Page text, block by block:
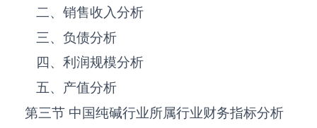
二、销售收入分析
三、负债分析
四、利润规模分析
五、产值分析
第三节 中国纯碱‌‌‌行业所属行业财务指标分析